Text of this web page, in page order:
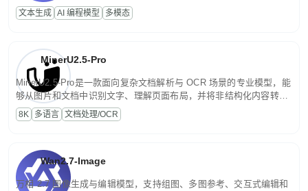
话端到端交付生产级成果。原生视觉理解贯穿规划、执行与验证全流
程，支持超长文档与长视频的深度语义解析。长程任务中自主规划与
文本生成 AI 编程模型 多模态
MinerU2.5-Pro
MinerU2.5-Pro是一款面向复杂文档解析与 OCR 场景的专业模型，能
够从图片和文档中识别文字、理解页面布局，并将非结构化内容转换
为便于存储、检索和二次处理的结构化结果。
8K 多语言 文档处理/OCR
Wan2.7-Image
万相 2.7 图像生成与编辑模型，支持组图、多图参考、交互式编辑和